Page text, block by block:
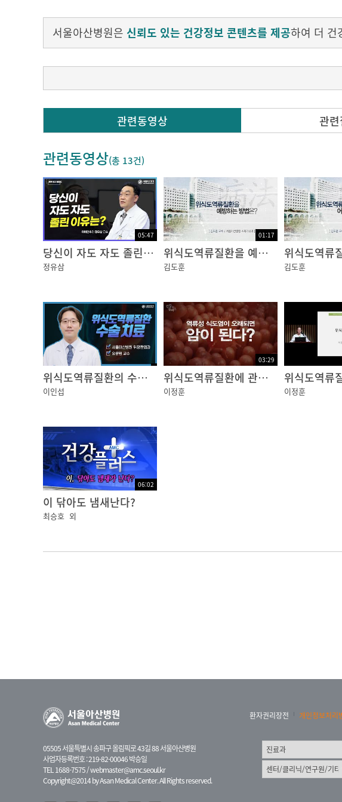
서울아산병원은 신뢰도 있는 건강정보 콘텐츠를 제공하여 더 건
Q. 위식도역류질환이란 어떤 질환인가요?
이 괄약근은 음식을 삼키면 음식물이 위장으로 들어갈 수 있도
아 주는 조임쇠 역할을 합니다.
이러한 괄약근이 느슨해져서 비정상적으로 자주 열리게 되면
편한 증상이 생기는 것을 위식도역류질환이라고 합니다.
[김도훈 교수 / 서울아산병원 소화기내과]
관련동영상 관
관련동영상(총 13건)
05:47
당신이 자도 자도 졸린 이유는?
정유삼
01:17
위식도역류질환을 예방하는 방법은?
김도훈 김도훈
위식도역류질환의 수술치료
이인섭
03:29
위식도역류질환에 관한 오해와 진실 [건강플러스]
이정훈 이정훈
06:02
이 닦아도 냄새난다?
최승호 외
05505 서울특별시 송파구 올림픽로 43길 88 서울아산병원
사업자등록번호 : 219-82-00046 박승일
TEL 1688-7575 /webmaster@amc.seoul.kr
Copyright@2014 by Asan Medical Center. All Rights reserved.
환자권리장전 개인정보처리